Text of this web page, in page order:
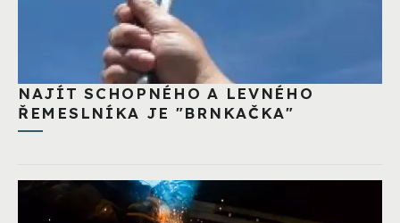
NAJÍT SCHOPNÉHO A LEVNÉHO
ŘEMESLNÍKA JE "BRNKAČKA"